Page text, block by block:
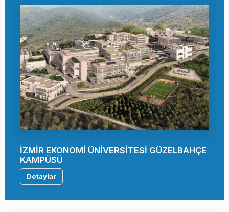
İZMİR EKONOMİ ÜNİVERSİTESİ GÜZELBAHÇE
KAMPÜSÜ
Detaylar